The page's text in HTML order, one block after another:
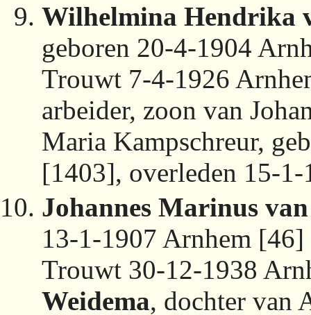
Wilhelmina Hendrika
geboren 20-4-1904
Trouwt 7-4-1926
arbeider, zoon van
Maria Kampschreur,
[1403], overleden 15-
Johannes Marinus
13-1-1907 Arnhem [46]
Trouwt 30-12-1938
Weidema, dochter van